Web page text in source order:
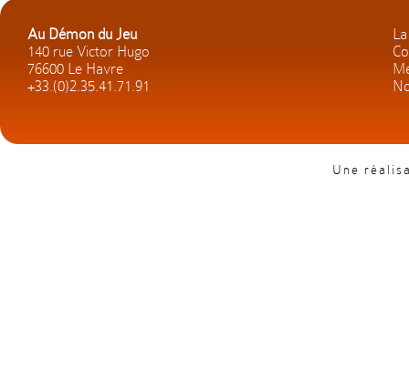
Au Démon du Jeu
140 rue Victor Hugo
76600 Le Havre
+33.(0)2.35.41.71.91
Une